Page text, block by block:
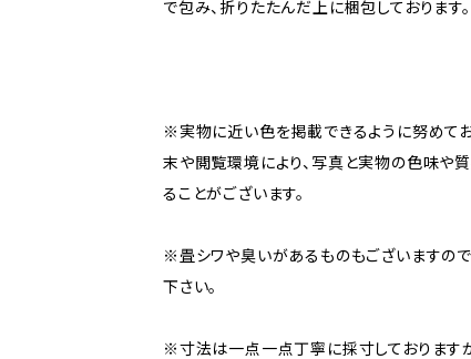
で包み、折りたたんだ上に梱包しております。
※実物に近い色を掲載できるように努めて
末や閲覧環境により、写真と実物の色味や
ることがございます。
※畳シワや臭いがあるものもございますの
下さい。
※寸法は一点一点丁寧に採寸しております